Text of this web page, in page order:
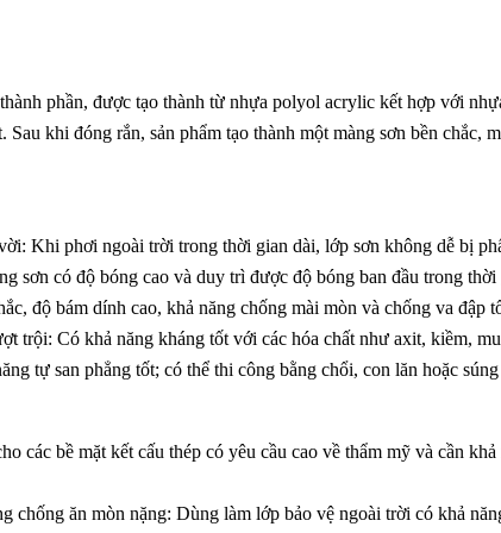
phần, được tạo thành từ nhựa polyol acrylic kết hợp với
khi đóng rắn, sản phẩm tạo thành một màng sơn bền chắc,
Khi phơi ngoài trời trong thời gian dài, lớp sơn không dễ bị
sơn có độ bóng cao và duy trì được độ bóng ban đầu trong thời
độ bám dính cao, khả năng chống mài mòn và chống va đập
trội: Có khả năng kháng tốt với các hóa chất như axit, kiềm,
tự san phẳng tốt; có thể thi công bằng chổi, con lăn hoặc
các bề mặt kết cấu thép có yêu cầu cao về thẩm mỹ và cần
chống ăn mòn nặng: Dùng làm lớp bảo vệ ngoài trời có khả